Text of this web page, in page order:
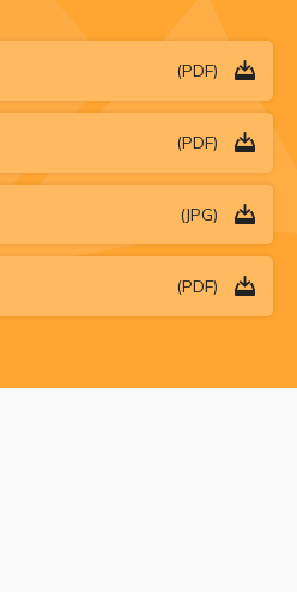
(PDF)
(PDF)
(JPG)
(PDF)